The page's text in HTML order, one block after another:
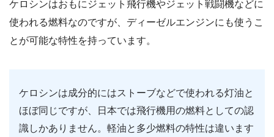
ケロシンはおもにジェット飛行機やジェット戦闘機などに
使われる燃料なのですが、ディーゼルエンジンにも使うこ
とが可能な特性を持っています。
ケロシンは成分的にはストーブなどで使われる灯油と
ほぼ同じですが、日本では飛行機用の燃料としての認
識しかありません。軽油と多少燃料の特性は違います